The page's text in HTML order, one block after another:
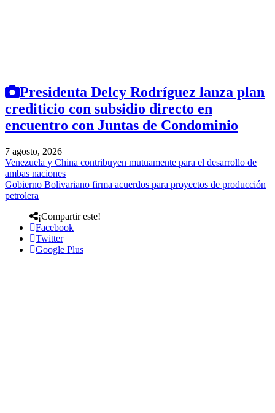
Presidenta Delcy Rodríguez lanza plan
crediticio con subsidio directo en
encuentro con Juntas de Condominio
7 agosto, 2026
Venezuela y China contribuyen mutuamente para el desarrollo de
ambas naciones
Gobierno Bolivariano firma acuerdos para proyectos de producción
petrolera
¡Compartir este!
Facebook
Twitter
Google Plus